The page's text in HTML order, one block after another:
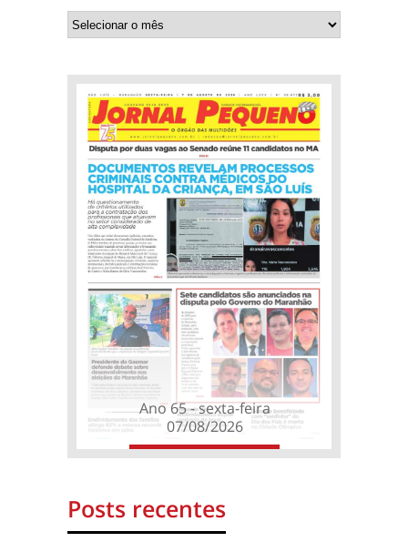
Ano 65 - sexta-feira
07/08/2026
Posts recentes